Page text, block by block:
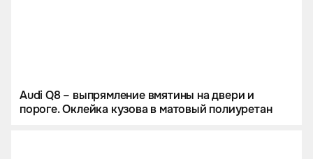
Audi Q8 – выпрямление вмятины на двери и
пороге. Оклейка кузова в матовый полиуретан